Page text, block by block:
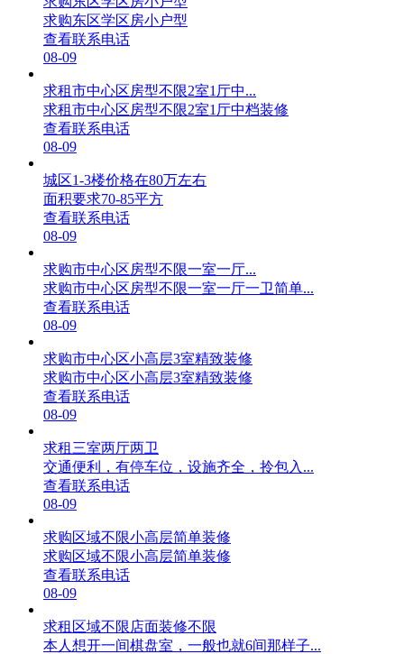
求购东区学区房小户型
查看联系电话
08-09
求租市中心区房型不限2室1厅中...
求租市中心区房型不限2室1厅中档装修
查看联系电话
08-09
城区1-3楼价格在80万左右
面积要求70-85平方
查看联系电话
08-09
求购市中心区房型不限一室一厅...
求购市中心区房型不限一室一厅一卫简单...
查看联系电话
08-09
求购市中心区小高层3室精致装修
求购市中心区小高层3室精致装修
查看联系电话
08-09
求租三室两厅两卫
交通便利，有停车位，设施齐全，拎包入...
查看联系电话
08-09
求购区域不限小高层简单装修
求购区域不限小高层简单装修
查看联系电话
08-09
求租区域不限店面装修不限
本人想开一间棋盘室，一般也就6间那样子...